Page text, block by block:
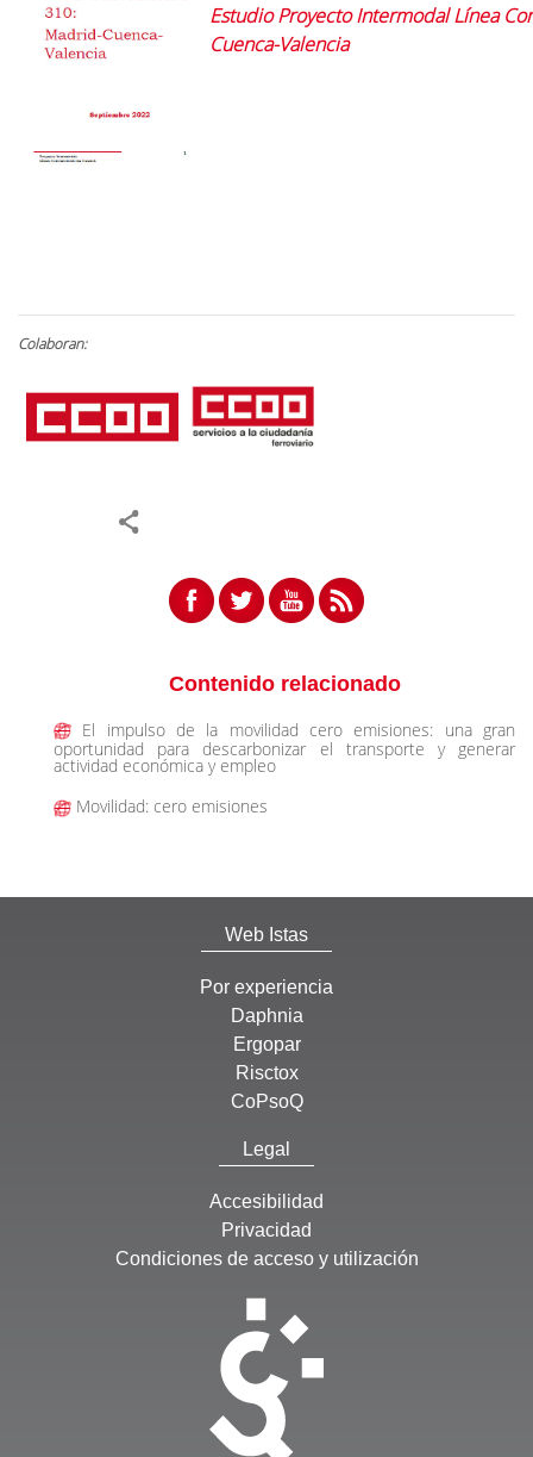
Estudio Proyecto Intermodal Línea
Cuenca-Valencia
Colaboran:
Contenido relacionado
El impulso de la movilidad cero emisiones: una gran
oportunidad para descarbonizar el transporte y generar
actividad económica y empleo
Movilidad: cero emisiones
Web Istas
Por experiencia
Daphnia
Ergopar
Risctox
CoPsoQ
Legal
Accesibilidad
Privacidad
Condiciones de acceso y utilización